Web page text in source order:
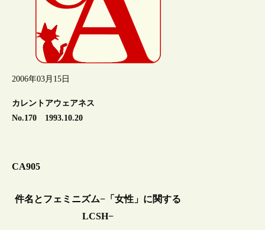
2006年03月15日
カレントアウェアネス
No.170 1993.10.20
CA905
件名とフェミニズム−「女性」に関する
LCSH−